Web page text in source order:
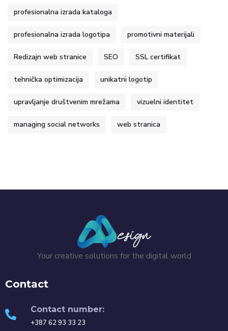
profesionalna izrada kataloga
profesionalna izrada logotipa promotivni materijali
Redizajn web stranice SEO SSL certifikat
tehnička optimizacija unikatni logotip
upravljanje društvenim mrežama vizuelni identitet
managing social networks web stranica
Your creative solutions for the digital world
Contact
Contact number:
+387 62 93 33 23